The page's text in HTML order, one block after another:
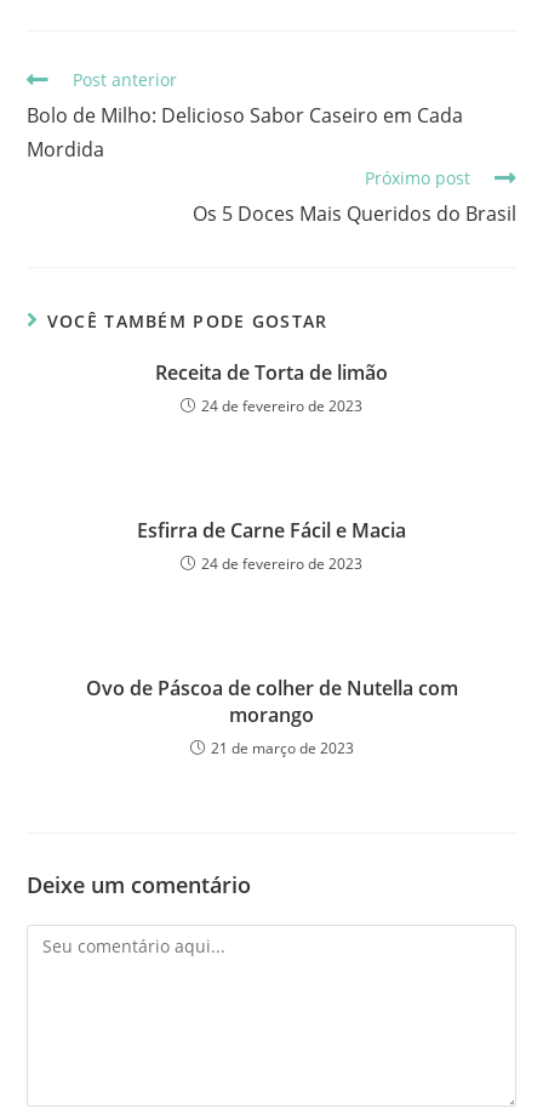
Post anterior
Bolo de Milho: Delicioso Sabor Caseiro em Cada
Mordida
Próximo post
Os 5 Doces Mais Queridos do Brasil
VOCÊ TAMBÉM PODE GOSTAR
Receita de Torta de limão
24 de fevereiro de 2023
Esfirra de Carne Fácil e Macia
24 de fevereiro de 2023
Ovo de Páscoa de colher de Nutella com
morango
21 de março de 2023
Deixe um comentário